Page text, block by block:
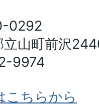
0292
立山町前沢
9974
こちらから